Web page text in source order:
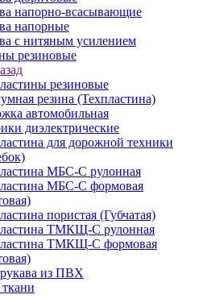
напорно-всасывающие
напорные
с нитяным усилением
резиновые
резиновые
резина (Техпластина)
автомобильная
диэлектрические
для дорожной техники
МБС-С рулонная
МБС-С формовая
пористая (Губчатая)
ТМКЩ-С рулонная
ТМКЩ-С формовая
из ПВХ